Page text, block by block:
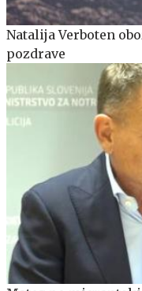
Natalija Verboten
pozdrave